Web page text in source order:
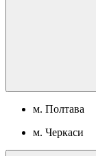
м. Полтава
м. Черкаси